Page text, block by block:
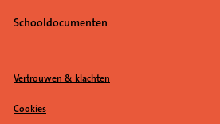
Schooldocumenten
Vertrouwen & klachten
Cookies